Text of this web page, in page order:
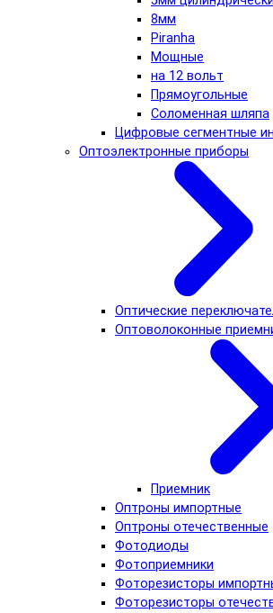
8мм
Piranha
Мощные
на 12 вольт
Прямоугольные
Соломенная шляпа
Цифровые сегментные
Оптоэлектронные приборы
Оптические
Оптоволоконные
Приемник
Оптроны импортные
Оптроны отечественные
Фотодиоды
Фотоприемники
Фоторезисторы
Фоторезисторы